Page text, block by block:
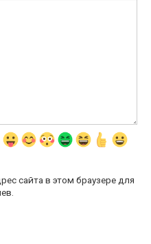
сайта в этом браузере для